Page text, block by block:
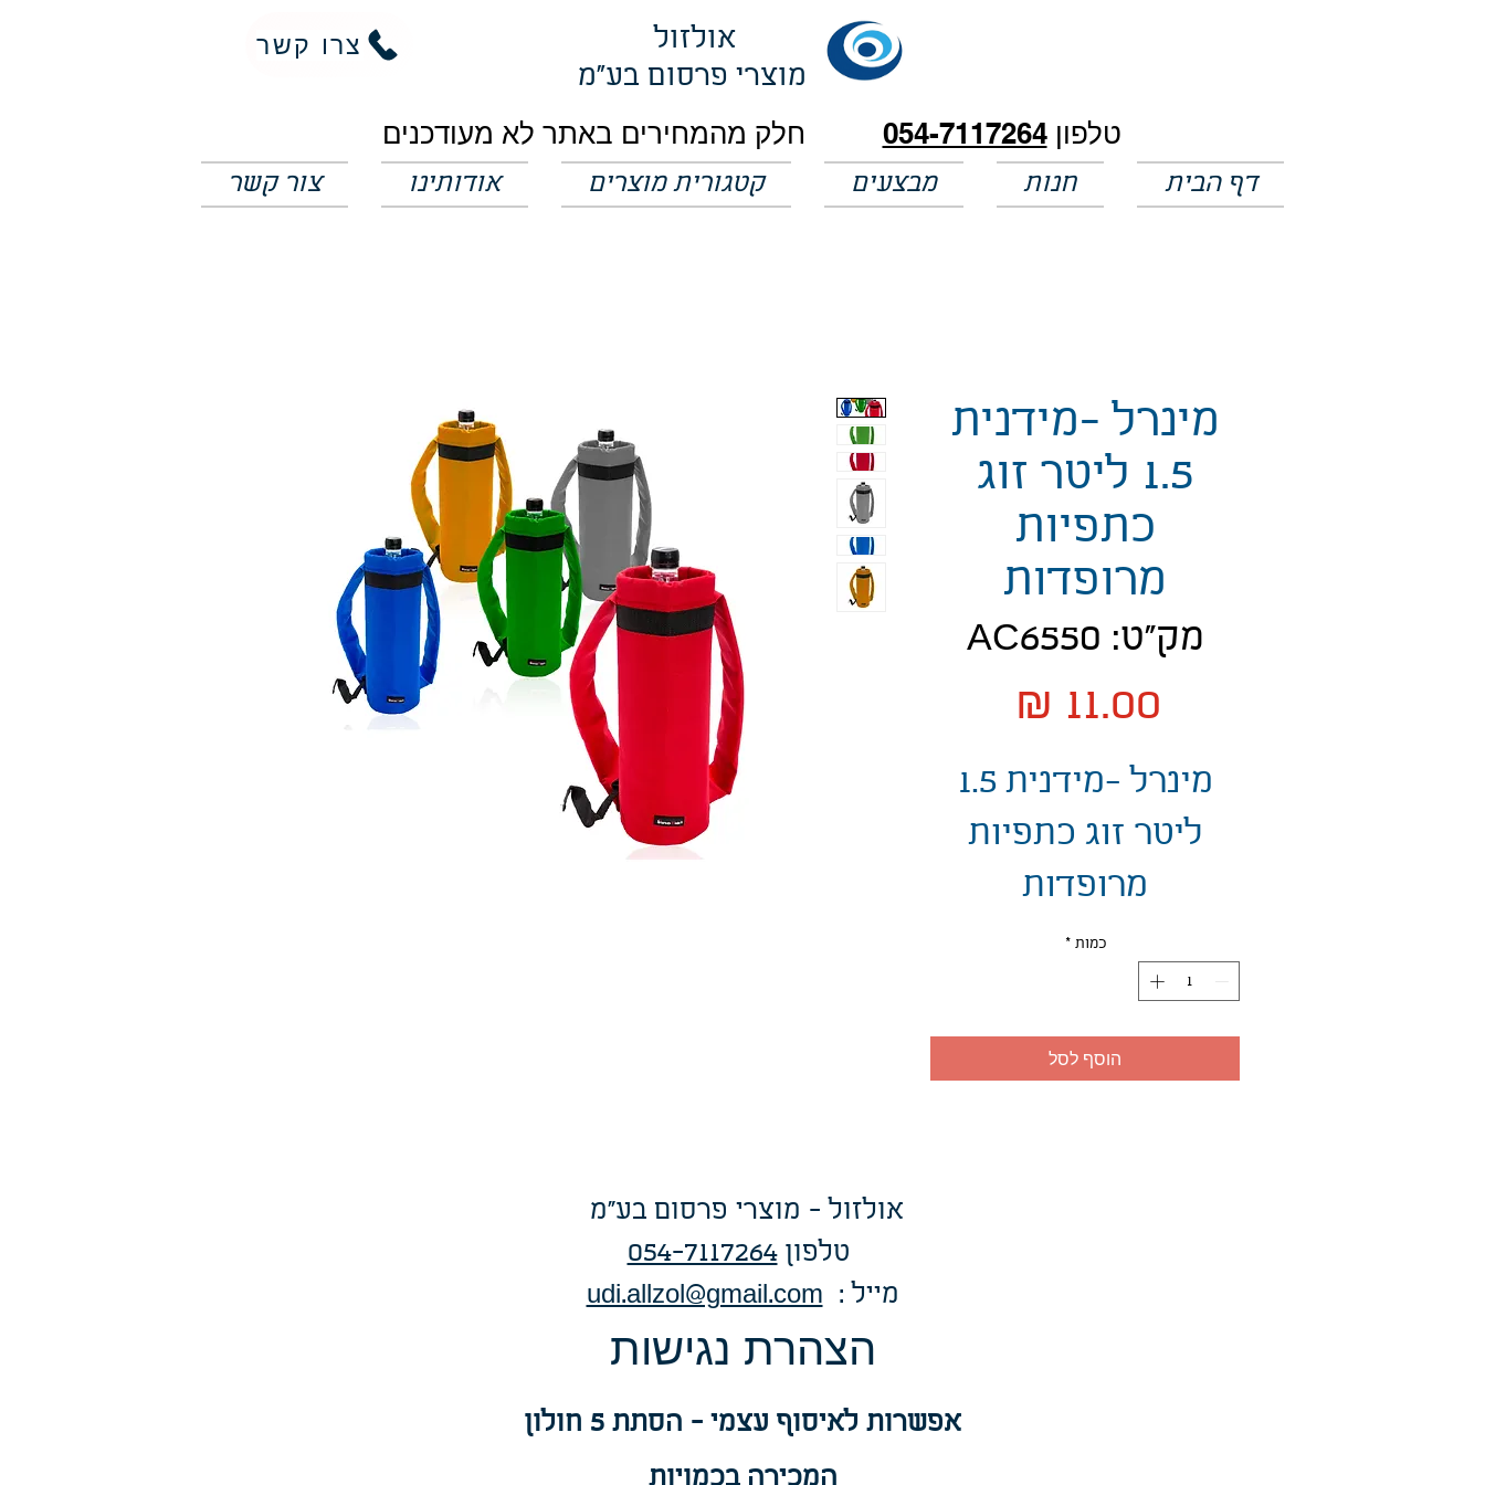
צרו קשר
אולזול
מוצרי פרסום בע"מ
טלפון054-7117264
דף הבית חנות מבצעים קטגורית מוצרים אודותינו צור קשר
מינרל -מידנית
1.5 ליטר זוג
כתפיות
מרופדות
מק"ט: AC6550
מינרל -מידנית 1.5
ליטר זוג כתפיות
מרופדות
כמות *
הוסף לסל
אולזול - מוצרי פרסום בע"מ
טלפון054-7117264
udi.allzol@gmail.com
: מייל
הצהרת נגישות
אפשרות לאיסוף עצמי - הסתת 5 חולון
המכירה בכמויות